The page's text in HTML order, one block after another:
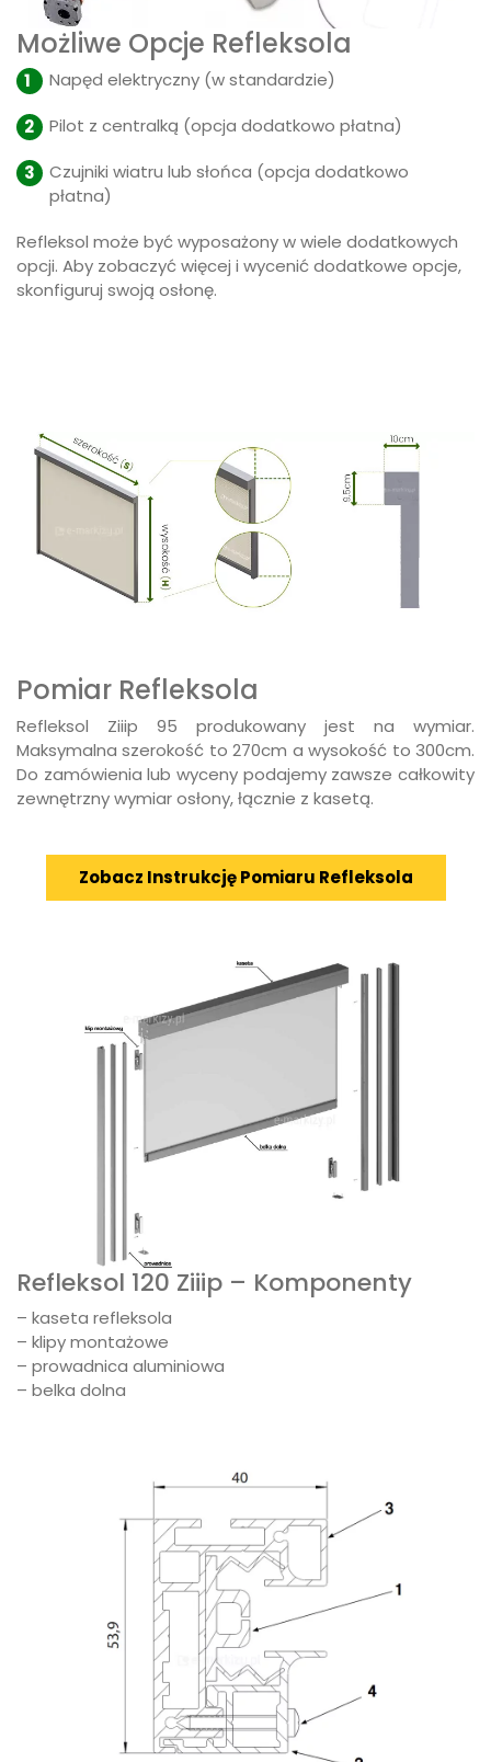
Możliwe Opcje Refleksola
Napęd elektryczny (w standardzie)
Pilot z centralką (opcja dodatkowo płatna)
Czujniki wiatru lub słońca (opcja dodatkowo
płatna)
Refleksol może być wyposażony w wiele dodatkowych
opcji. Aby zobaczyć więcej i wycenić dodatkowe opcje,
skonfiguruj swoją osłonę.
Pomiar Refleksola
Refleksol Ziiip 95 produkowany jest na wymiar.
Maksymalna szerokość to 270cm a wysokość to 300cm.
Do zamówienia lub wyceny podajemy zawsze całkowity
zewnętrzny wymiar osłony, łącznie z kasetą.
Zobacz Instrukcję Pomiaru Refleksola
Refleksol 120 Ziiip – Komponenty
– kaseta refleksola
– klipy montażowe
– prowadnica aluminiowa
– belka dolna